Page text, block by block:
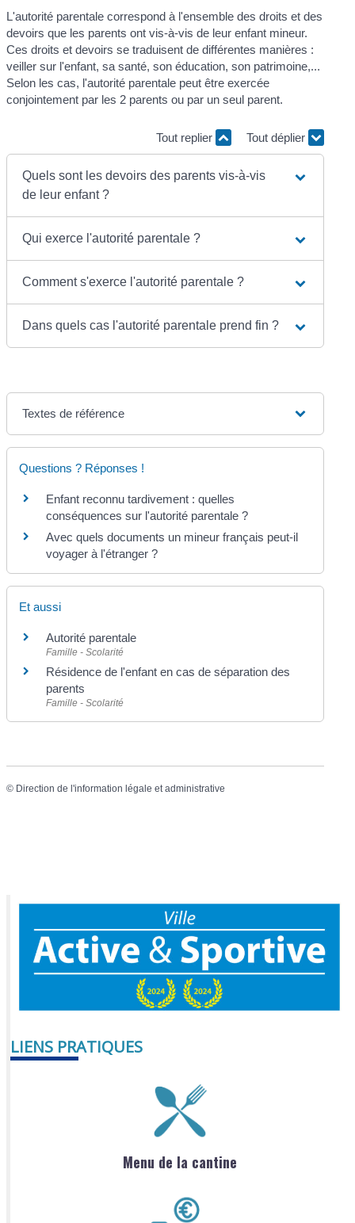
L'autorité parentale correspond à l'ensemble des droits et des
devoirs que les parents ont vis-à-vis de leur enfant mineur.
Ces droits et devoirs se traduisent de différentes manières :
veiller sur l'enfant, sa santé, son éducation, son patrimoine,...
Selon les cas, l'autorité parentale peut être exercée
conjointement par les 2 parents ou par un seul parent.
Tout replier Tout déplier
Quels sont les devoirs des parents vis-à-vis
de leur enfant ?
Qui exerce l'autorité parentale ?
Comment s'exerce l'autorité parentale ?
Dans quels cas l'autorité parentale prend fin ?
Textes de référence
Questions ? Réponses !
Enfant reconnu tardivement : quelles
conséquences sur l'autorité parentale ?
Avec quels documents un mineur français peut-il
voyager à l'étranger ?
Et aussi
Autorité parentale
Famille - Scolarité
Résidence de l'enfant en cas de séparation des
parents
Famille - Scolarité
© Direction de l'information légale et administrative
LIENS PRATIQUES
Menu de la cantine